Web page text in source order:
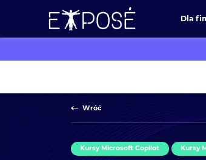
Dla
Wróć
Kursy Microsoft Copilot Kursy